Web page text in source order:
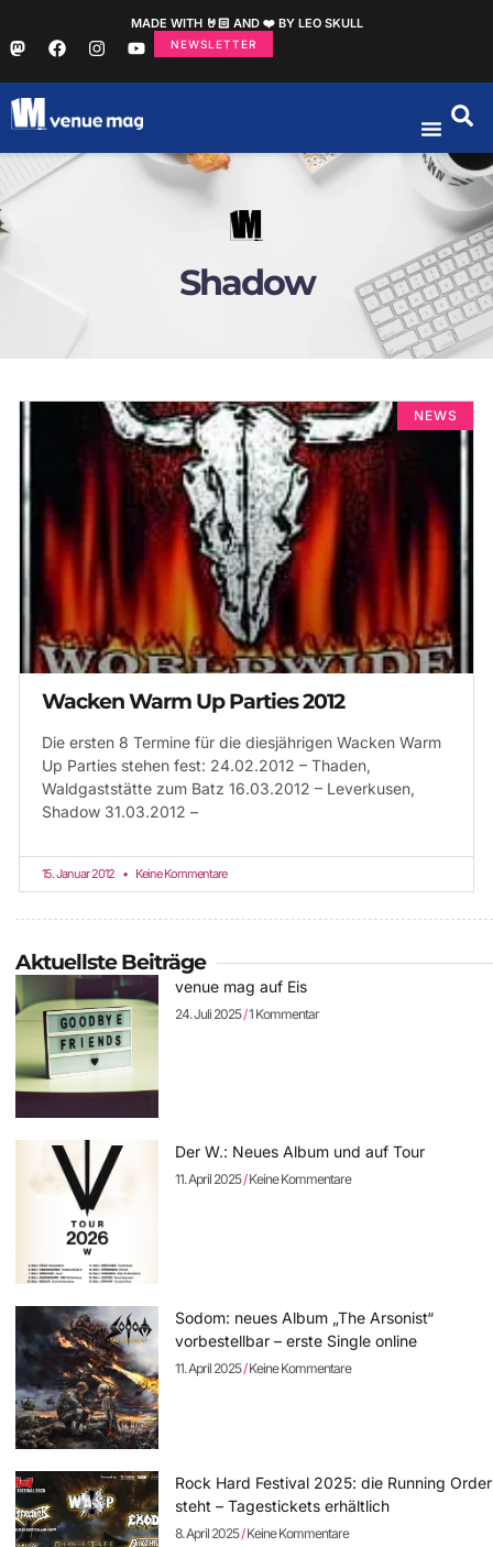
MADE WITH 🤘🏻 AND ❤️ BY LEO SKULL
NEWSLETTER
Shadow
NEWS
Wacken Warm Up Parties 2012
Die ersten 8 Termine für die diesjährigen Wacken Warm
Up Parties stehen fest: 24.02.2012 – Thaden,
Waldgaststätte zum Batz 16.03.2012 – Leverkusen,
Shadow 31.03.2012 –
15. Januar 2012 Keine Kommentare
Aktuellste Beiträge
venue mag auf Eis
24. Juli 2025 1 Kommentar
Der W.: Neues Album und auf Tour
11. April 2025 Keine Kommentare
Sodom: neues Album „The Arsonist“
vorbestellbar – erste Single online
11. April 2025 Keine Kommentare
Rock Hard Festival 2025: die Running Order
steht – Tagestickets erhältlich
8. April 2025 Keine Kommentare